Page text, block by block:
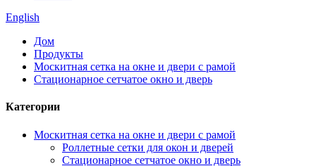
English
Дом
Продукты
Москитная сетка на окне и двери с рамой
Стационарное сетчатое окно и дверь
Категории
Москитная сетка на окне и двери с рамой
Роллетные сетки для окон и дверей
Стационарное сетчатое окно и дверь